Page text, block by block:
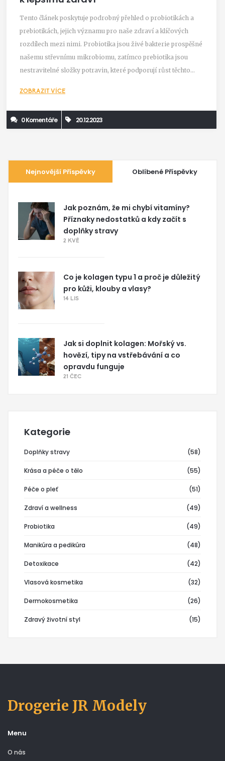
Tento článek poskytuje podrobný přehled o probiotikách a
prebiotikách, jejich významu pro naše zdraví a klíčových
rozdílech mezi nimi. Probiotika jsou živé bakterie prospěšné
našemu střevnímu mikrobiomu, zatímco prebiotika jsou
nestravitelné složky potravin, které podporují růst těchto
podpoře našeho zdraví.
ZOBRAZIT VÍCE
0 Komentáře 20.12.2023
Nejnovější Příspěvky Oblíbené Příspěvky
Jak poznám, že mi chybí vitamíny?
Příznaky nedostatků a kdy začít s
doplňky stravy
2 KVĚ
Co je kolagen typu 1 a proč je důležitý
pro kůži, klouby a vlasy?
14 LIS
Jak si doplnit kolagen: Mořský vs.
hovězí, tipy na vstřebávání a co
opravdu funguje
21 ČEC
Kategorie
Doplňky stravy (58)
Krása a péče o tělo (55)
Péče o pleť (51)
Zdraví a wellness (49)
Probiotika (49)
Manikúra a pedikúra (48)
Detoxikace (42)
Vlasová kosmetika (32)
Dermokosmetika (26)
Zdravý životní styl (15)
Drogerie JR Modely
Menu
O nás